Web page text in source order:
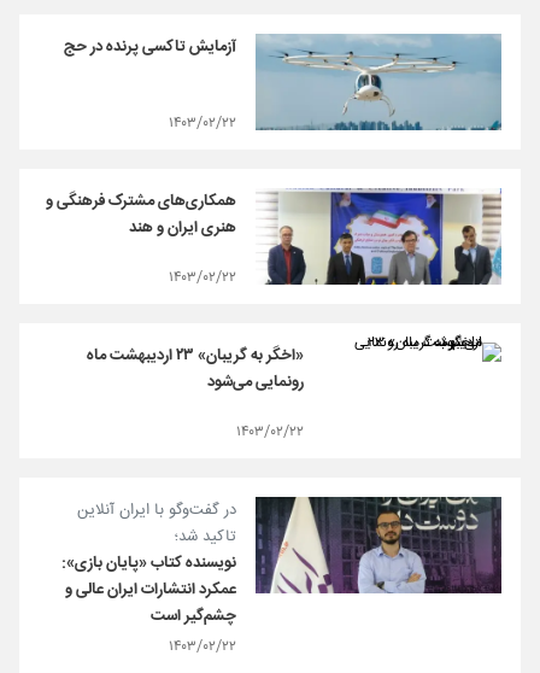
آزمایش تاکسی پرنده در حج
۱۴۰۳/۰۲/۲۲
همکاری‌های مشترک فرهنگی و
هنری ایران و هند
۱۴۰۳/۰۲/۲۲
«اخگر به گریبان» ۲۳ اردیبهشت ماه
رونمایی می‌شود
۱۴۰۳/۰۲/۲۲
در گفت‌و‌گو با ایران آنلاین
تاکید شد؛
نویسنده کتاب «پایان بازی»:
عمکرد انتشارات ایران عالی و
چشم‌گیر است
۱۴۰۳/۰۲/۲۲